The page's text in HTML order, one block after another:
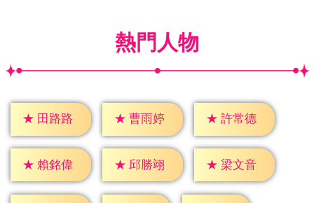
熱門人物
★ 田路路 ★ 曹雨婷 ★ 許常德
★ 賴銘偉 ★ 邱勝翊 ★ 梁文音